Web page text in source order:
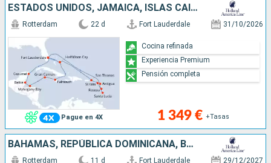
ESTADOS UNIDOS, JAMAICA, ISLAS CAIMÁN, HONDURAS, BELICE, MÉXICO, SAN MARTÍN, ANTIGUA Y BARBUDA, DOMINICA, SANTA LUCIA, SANTO TOMÁS, BAHAMAS
Pague en 4X
Rotterdam 22 d Fort Lauderdale 31/10/2026
1 349 € +Tasas
Cocina refinada
Experiencia Premium
Pensión completa
BAHAMAS, REPÚBLICA DOMINICANA, BONAIRE, ARUBA, ESTADOS UNIDOS
Rotterdam 11 d Fort Lauderdale 29/12/2027